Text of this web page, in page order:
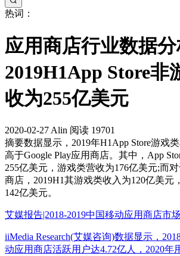
热词：
应用商店行业数据分
2019H1App Store非
收为255亿美元
2020-02-27 Alin 阅读 19701
摘要数据显示，2019年H1App Store游戏
高于Google Play应用商店。其中，App
255亿美元，游戏类营收为176亿美元;而对
商店，2019H1其游戏类收入为120亿美元
142亿美元。
艾媒报告|2018-2019中国移动应用商店市
iiMedia Research(艾媒咨询)数据显示，
动应用商店活跃用户达4.72亿人，2020年